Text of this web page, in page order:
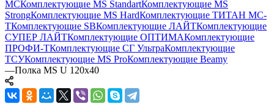
МСКомплектующие MS StandartКомплектующие MS
StrongКомплектующие MS HardКомплектующие ТИТАН МС-
ТКомплектующие SBКомплектующие ЛАЙТКомплектующие
СУПЕР ЛАЙТКомплектующие ОПТИМАКомплектующие
ПРОФИ-ТКомплектующие СГ УльтраКомплектующие
ТСУКомплектующие MS ProКомплектующие Beamy
—Полка MS U 120х40